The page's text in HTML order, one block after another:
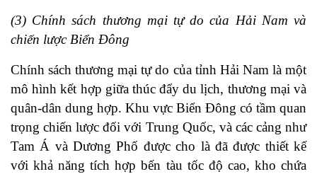
(3) Chính sách thương mại tự do của Hải Nam và
chiến lược Biển Đông
Chính sách thương mại tự do của tỉnh Hải Nam là một
mô hình kết hợp giữa thúc đẩy du lịch, thương mại và
quân-dân dung hợp. Khu vực Biển Đông có tầm quan
trọng chiến lược đối với Trung Quốc, và các cảng như
Tam Á và Dương Phố được cho là đã được thiết kế
với khả năng tích hợp bến tàu tốc độ cao, kho chứa